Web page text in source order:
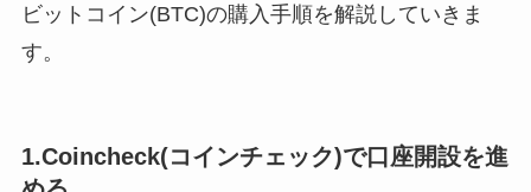
ビットコイン(BTC)の購入手順を解説していきま
す。
1.Coincheck(コインチェック)で口座開設を進